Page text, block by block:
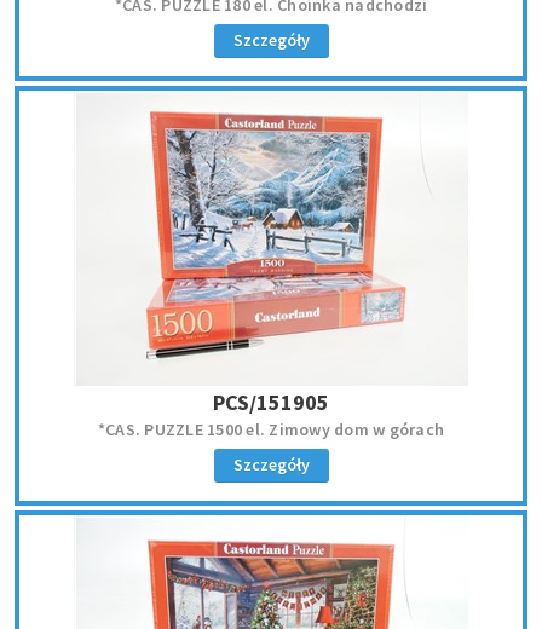
*CAS. PUZZLE 180 el. Choinka nadchodzi
Szczegóły
PCS/151905
*CAS. PUZZLE 1500 el. Zimowy dom w górach
Szczegóły